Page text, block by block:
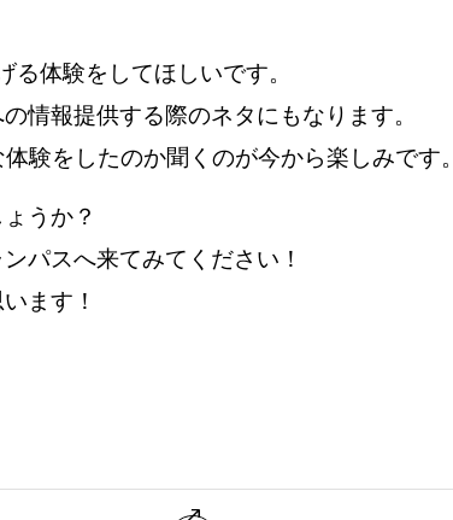
体験をしてほしいです。
情報提供する際のネタにもなります。
験をしたのか聞くのが今から楽しみです。
うか？
パスへ来てみてください！
ます！